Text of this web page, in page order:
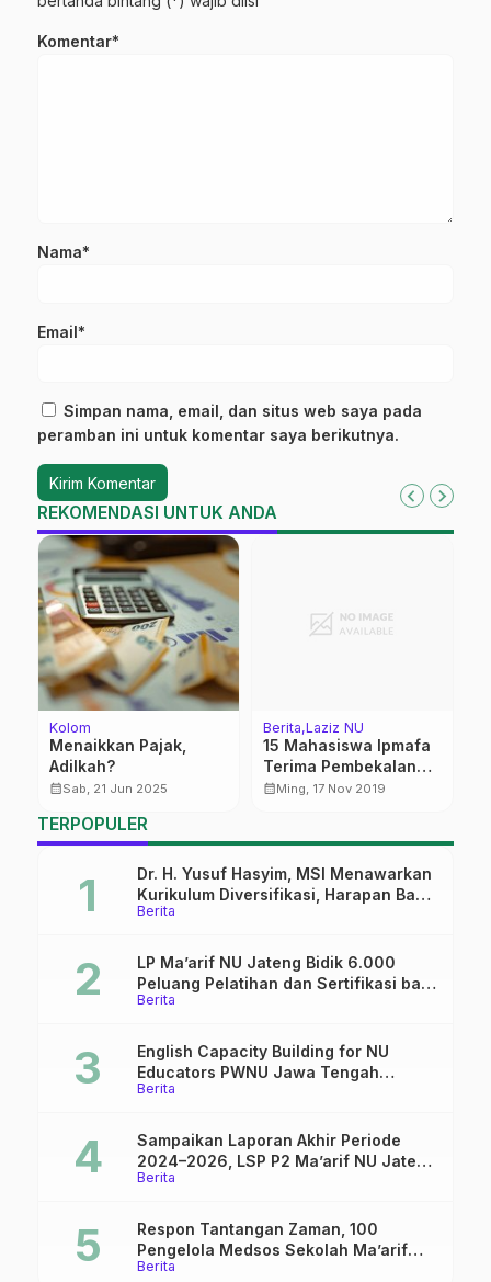
Komentar*
Nama*
Email*
Simpan nama, email, dan situs web saya pada
peramban ini untuk komentar saya berikutnya.
REKOMENDASI UNTUK ANDA
Kolom
Menaikkan Pajak,
Adilkah?
calendar_monthSab, 21 Jun 2025
Berita Laziz NU
15 Mahasiswa Ipmafa
Terima Pembekalan
Fundraising and
calendar_monthMing, 17 Nov 2019
TERPOPULER
Berita
Dr. H. Yusuf Hasyim, MSI Menawarkan
Kurikulum Diversifikasi, Harapan Baru
dalam dunia pendidikan
Berita
LP Ma’arif NU Jateng Bidik 6.000
Peluang Pelatihan dan Sertifikasi bagi
Lulusan SMK
Berita
English Capacity Building for NU
Educators PWNU Jawa Tengah
Batch#4; Membuka Jalan Menuju
Berita
Sampaikan Laporan Akhir Periode
2024–2026, LSP P2 Ma’arif NU Jateng
Mantapkan Sinergi Link and Match
Berita
Respon Tantangan Zaman, 100
Pengelola Medsos Sekolah Ma’arif
Pekalongan Ikuti Pelatihan Literasi